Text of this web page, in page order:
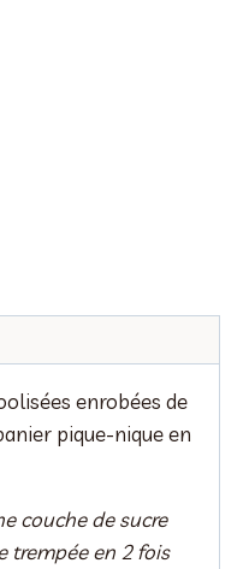
enrobées de
pique-nique en
couche de sucre
trempée en 2 fois